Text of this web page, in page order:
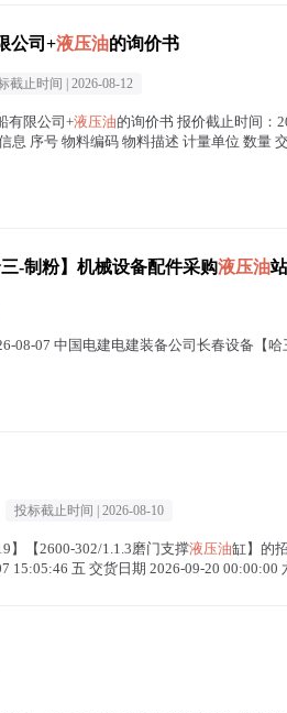
公司+液压油的询价书
截止时间 | 2026-08-12
有限公司+液压油的询价书 报价截止时间：
息 序号 物料编码 物料描述 计量单位 数
-制粉】机械设备配件采购液压油
08-07 中国电建电建装备公司长春设备【
投标截止时间 | 2026-08-10
】【2600-302/1.1.3磨门支撑液压油缸】的
15:05:46 五 交货日期 2026-09-20 00:00:00